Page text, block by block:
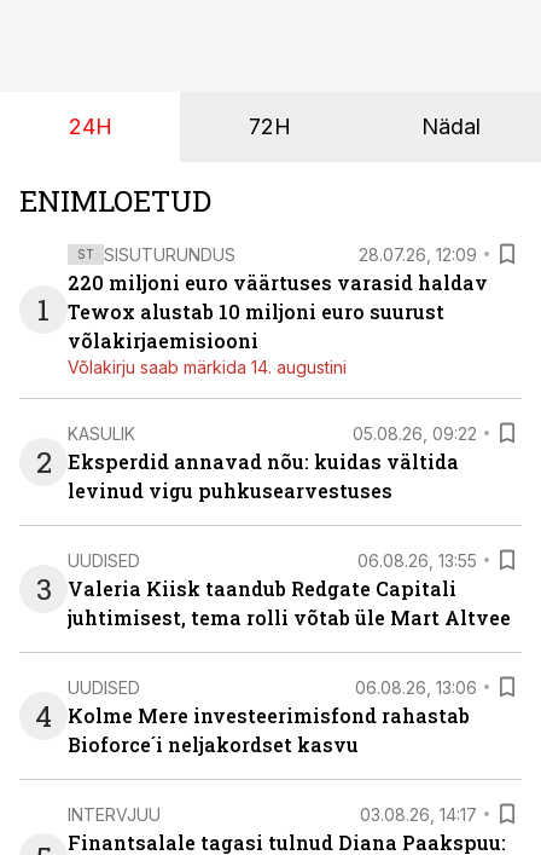
24H 72H Nädal
ENIMLOETUD
1
ST SISUTURUNDUS 28.07.26, 12:09
220 miljoni euro väärtuses varasid haldav
Tewox alustab 10 miljoni euro suurust
võlakirjaemisiooni
Võlakirju saab märkida 14. augustini
2
KASULIK 05.08.26, 09:22
Eksperdid annavad nõu: kuidas vältida
levinud vigu puhkusearvestuses
3
UUDISED 06.08.26, 13:55
Valeria Kiisk taandub Redgate Capitali
juhtimisest, tema rolli võtab üle Mart Altvee
4
UUDISED 06.08.26, 13:06
Kolme Mere investeerimisfond rahastab
Bioforce´i neljakordset kasvu
INTERVJUU 03.08.26, 14:17
Finantsalale tagasi tulnud Diana Paakspuu: